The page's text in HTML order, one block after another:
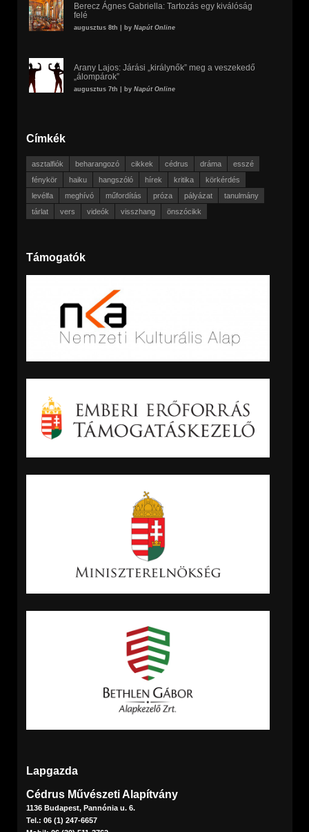
Berecz Ágnes Gabriella: Tartozás egy kiválóság
felé
augusztus 8th | by Napút Online
Arany Lajos: Járási „királynők” meg a veszekedő
„álompárok”
augusztus 7th | by Napút Online
Címkék
asztalfiók beharangozó cikkek cédrus dráma
esszé
fénykör
haiku hangszóló hírek kritika
körkérdés
levélfa
meghívó műfordítás próza pályázat
tanulmány
tárlat
vers videók visszhang önszócikk
Támogatók
Lapgazda
Cédrus Művészeti Alapítvány
1136 Budapest, Pannónia u. 6.
Tel.: 06 (1) 247-6657